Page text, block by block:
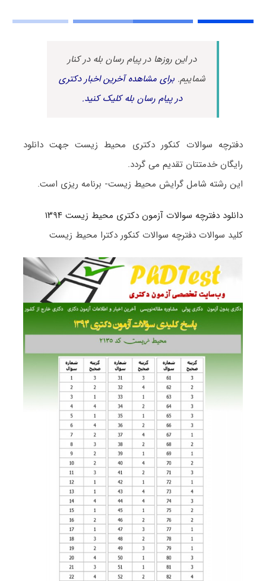
در این روزها در پیام رسان بله در کنار
شماییم.برای مشاهده آخرین اخبار دکتری
در پیام رسان بله کلیک کنید.
دفترچه سوالات کنکور دکتری محیط زیست جهت دانلود
رایگان خدمتتان تقدیم می گردد.
این رشته شامل گرایش محیط زیست- برنامه ریزی است.
دانلود دفترچه سوالات آزمون دکتری محیط زیست ۱۳۹۴
کلید سوالات دفترچه سوالات کنکور دکترا محیط زیست